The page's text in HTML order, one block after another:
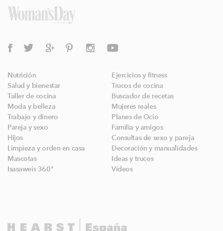
Nutrición
Ejercicios y fitness
Salud y bienestar
Trucos de cocina
Taller de cocina
Buscador de recetas
Moda y belleza
Mujeres reales
Trabajo y dinero
Planes de Ocio
Pareja y sexo
Familia y amigos
Hijos
Consultas de sexo y pareja
Limpieza y orden en casa
Decoración y manualidades
Mascotas
Ideas y trucos
Isasaweis 360º
Vídeos